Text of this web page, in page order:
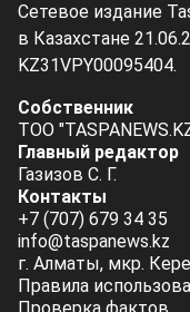
Сетевое издание
в Казахстане
KZ31VPY00095404.
Собственник
ТОО
Главный редактор
Газизов С. Г.
Контакты
+7 (707) 679 34 35
info@taspanews.kz
г. Алматы, мкр.
Правила